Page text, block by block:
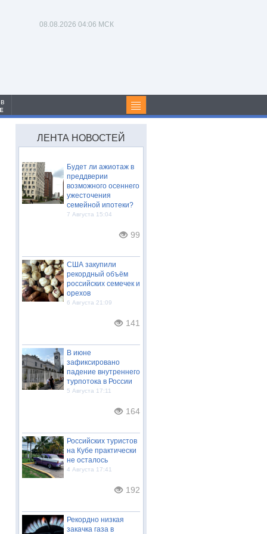
08.08.2026 04:06 МСК
ЛЕНТА НОВОСТЕЙ
Будет ли ажиотаж в
преддверии
возможного осеннего
ужесточения
семейной ипотеки?
7 Августа 15:04
99
США закупили
рекордный объём
российских семечек и
орехов
6 Августа 21:09
141
В июне
зафиксировано
падение внутреннего
турпотока в России
5 Августа 17:11
164
Российских туристов
на Кубе практически
не осталось
4 Августа 17:41
192
Рекордно низкая
закачка газа в